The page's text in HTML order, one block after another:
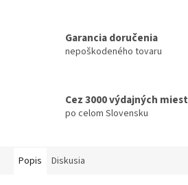
Garancia doručenia
nepoškodeného tovaru
Cez 3000 výdajných miest
po celom Slovensku
Popis Diskusia